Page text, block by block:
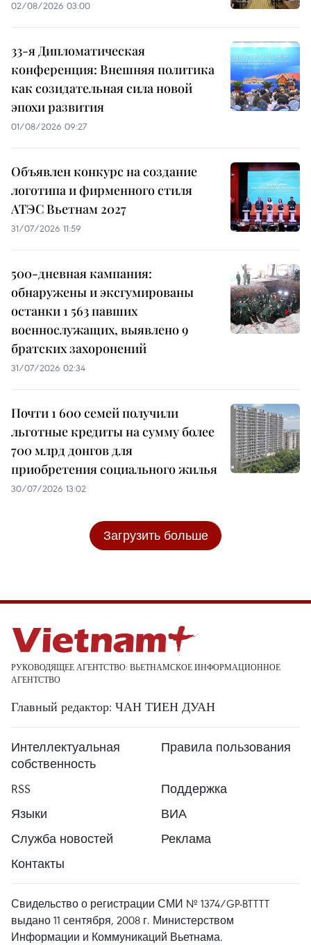
02/08/2026 03:00
33-я Дипломатическая
конференция: Внешняя политика
как созидательная сила новой
эпохи развития
01/08/2026 09:27
Объявлен конкурс на создание
логотипа и фирменного стиля
АТЭС Вьетнам 2027
31/07/2026 11:59
500-дневная кампания:
обнаружены и эксгумированы
останки 1 563 павших
военнослужащих, выявлено 9
братских захоронений
31/07/2026 02:34
Почти 1 600 семей получили
льготные кредиты на сумму более
700 млрд донгов для
приобретения социального жилья
30/07/2026 13:02
Загрузить больше
РУКОВОДЯЩЕЕ АГЕНТСТВО: ВЬЕТНАМСКОЕ ИНФОРМАЦИОННОЕ
АГЕНТСТВО
Главный редактор: ЧАН ТИЕН ДУАН
Интеллектуальная
собственность
Правила пользования
RSS
Поддержка
Языки
ВИА
Служба новостей
Реклама
Контакты
Свидельство о регистрации СМИ № 1374/GP-BTTTT
выдано 11 сентября, 2008 г. Министерством
Информации и Коммуникаций Вьетнама.